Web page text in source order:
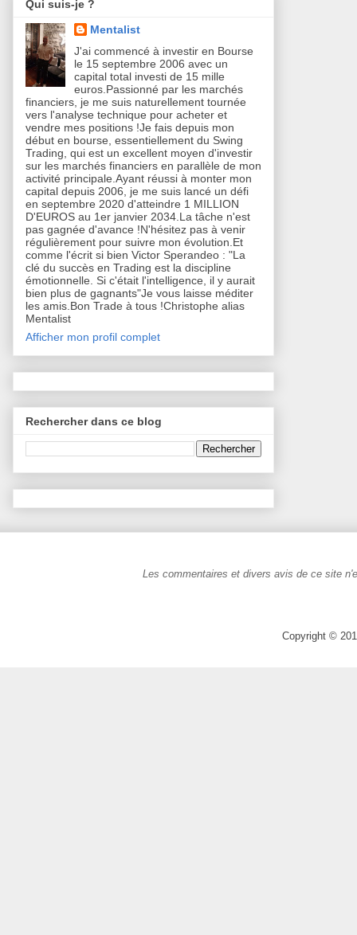
Qui suis-je ?
Mentalist
J'ai commencé à investir en Bourse
le 15 septembre 2006 avec un
capital total investi de 15 mille
euros.Passionné par les marchés
financiers, je me suis naturellement tournée
vers l'analyse technique pour acheter et
vendre mes positions !Je fais depuis mon
début en bourse, essentiellement du Swing
Trading, qui est un excellent moyen d'investir
sur les marchés financiers en parallèle de mon
activité principale.Ayant réussi à monter mon
capital depuis 2006, je me suis lancé un défi
en septembre 2020 d'atteindre 1 MILLION
D'EUROS au 1er janvier 2034.La tâche n'est
pas gagnée d'avance !N'hésitez pas à venir
régulièrement pour suivre mon évolution.Et
comme l'écrit si bien Victor Sperandeo : "La
clé du succès en Trading est la discipline
émotionnelle. Si c'était l'intelligence, il y aurait
bien plus de gagnants"Je vous laisse méditer
les amis.Bon Trade à tous !Christophe alias
Mentalist
Afficher mon profil complet
Rechercher dans ce blog
Les commentaires et divers avis de ce site
Copyright ©